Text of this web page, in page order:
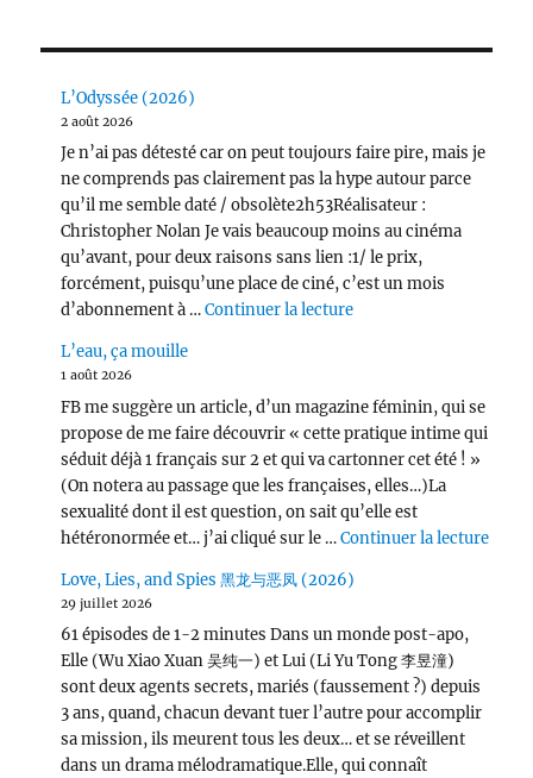
L’Odyssée (2026)
2 août 2026
Je n’ai pas détesté car on peut toujours faire pire, mais je
ne comprends pas clairement pas la hype autour parce
qu’il me semble daté / obsolète2h53Réalisateur :
Christopher Nolan Je vais beaucoup moins au cinéma
qu’avant, pour deux raisons sans lien :1/ le prix,
forcément, puisqu’une place de ciné, c’est un mois
d’abonnement à …Continuer la lecturede « L’Odyssée (2026)
L’eau, ça mouille
1 août 2026
FB me suggère un article, d’un magazine féminin, qui se
propose de me faire découvrir « cette pratique intime qui
séduit déjà 1 français sur 2 et qui va cartonner cet été ! »
(On notera au passage que les françaises, elles…)La
sexualité dont il est question, on sait qu’elle est
hétéronormée et… j’ai cliqué sur le …Continuer la lecturede «
Love, Lies, and Spies 黑龙与恶凤 (2026)
29 juillet 2026
61 épisodes de 1-2 minutes Dans un monde post-apo,
Elle (Wu Xiao Xuan 吴纯一) et Lui (Li Yu Tong 李昱潼)
sont deux agents secrets, mariés (faussement ?) depuis
3 ans, quand, chacun devant tuer l’autre pour accomplir
sa mission, ils meurent tous les deux… et se réveillent
dans un drama mélodramatique.Elle, qui connaît